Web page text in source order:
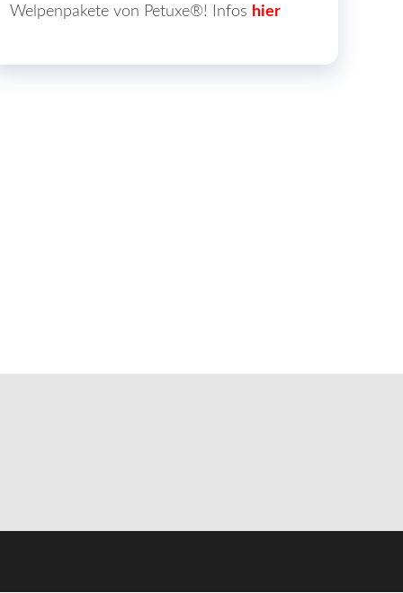
Welpenpakete von Petuxe®! Infos hier